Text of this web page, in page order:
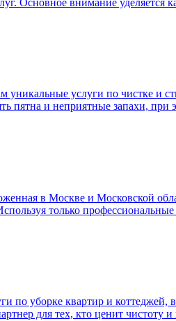
услуги по чистке и
пятна и неприятные запахи, при
в Москве и Московской
только
уборке квартир и
для тех, кто ценит чистоту и